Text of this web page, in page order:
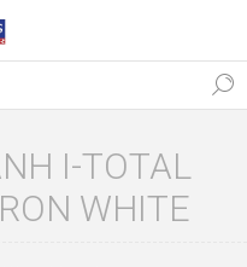
I-TOTAL
WHITE